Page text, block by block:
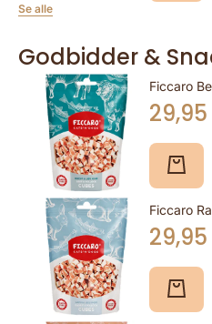
Se alle
Godbidder &
Ficcaro
Ficcaro